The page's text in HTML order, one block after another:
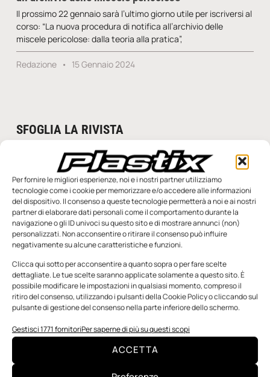
Per fornire le migliori esperienze, noi e i nostri partner utilizziamo
tecnologie come i cookie per memorizzare e/o accedere alle informazioni
del dispositivo. Il consenso a queste tecnologie permetterà a noi e ai nostri
partner di elaborare dati personali come il comportamento durante la
navigazione o gli ID univoci su questo sito e di mostrare annunci (non)
personalizzati. Non acconsentire o ritirare il consenso può influire
negativamente su alcune caratteristiche e funzioni.
Clicca qui sotto per acconsentire a quanto sopra o per fare scelte
dettagliate. Le tue scelte saranno applicate solamente a questo sito. È
possibile modificare le impostazioni in qualsiasi momento, compreso il
ritiro del consenso, utilizzando i pulsanti della Cookie Policy o cliccando sul
pulsante di gestione del consenso nella parte inferiore dello schermo.
Gestisci 1771 fornitoriPer saperne di più su questi scopi
ACCETTA
Il prossimo 22 gennaio sarà l’ultimo giorno utile per iscriversi al
corso: “La nuova procedura di notifica all’archivio delle
miscele pericolose: dalla teoria alla pratica”,
Redazione 15 Gennaio 2024
SFOGLIA LA RIVISTA
n.5 - Giugno 2026 n.4 - Maggio 2026
Edicola Web
Notizie da Meccanicanews
I nanonastri di grafene come potenziali sensori per i
Una nuova mano robotica passa da una pinza all’altra